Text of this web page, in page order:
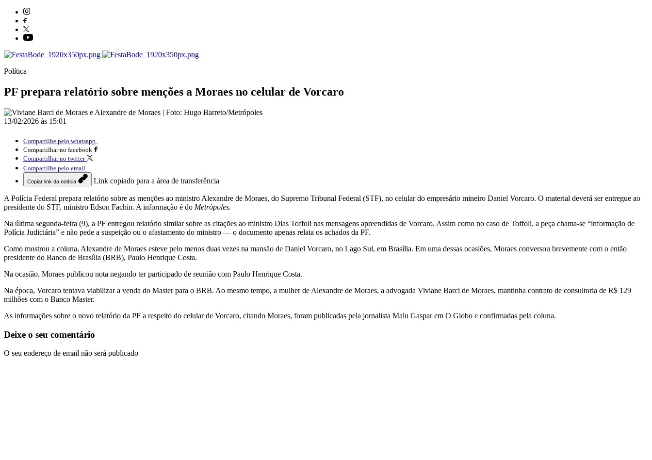
Política
PF prepara relatório sobre menções a Moraes no celular de Vorcaro
13/02/2026 às 15:01
Compartilhe pelo whatsapp
Compartilhar no facebook
Compartilhar no twitter
Compartilhe pelo email
Copiar link da notícia Link copiado para a área de transferência
A Polícia Federal prepara relatório sobre as menções ao ministro Alexandre de Moraes, do Supremo Tribunal Federal (STF), no celular do empresário mineiro Daniel Vorcaro. O material deverá ser entregue ao
presidente do STF, ministro Edson Fachin. A informação é do Metrópoles.
Na última segunda-feira (9), a PF entregou relatório similar sobre as citações ao ministro Dias Toffoli nas mensagens apreendidas de Vorcaro. Assim como no caso de Toffoli, a peça chama-se “informação de
Polícia Judiciária” e não pede a suspeição ou o afastamento do ministro — o documento apenas relata os achados da PF.
Como mostrou a coluna, Alexandre de Moraes esteve pelo menos duas vezes na mansão de Daniel Vorcaro, no Lago Sul, em Brasília. Em uma dessas ocasiões, Moraes conversou brevemente com o então
presidente do Banco de Brasília (BRB), Paulo Henrique Costa.
Na ocasião, Moraes publicou nota negando ter participado de reunião com Paulo Henrique Costa.
Na época, Vorcaro tentava viabilizar a venda do Master para o BRB. Ao mesmo tempo, a mulher de Alexandre de Moraes, a advogada Viviane Barci de Moraes, mantinha contrato de consultoria de R$ 129
milhões com o Banco Master.
As informações sobre o novo relatório da PF a respeito do celular de Vorcaro, citando Moraes, foram publicadas pela jornalista Malu Gaspar em O Globo e confirmadas pela coluna.
Deixe o seu comentário
O seu endereço de email não será publicado